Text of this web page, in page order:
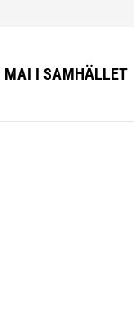
MAI I SAMHÄLLET